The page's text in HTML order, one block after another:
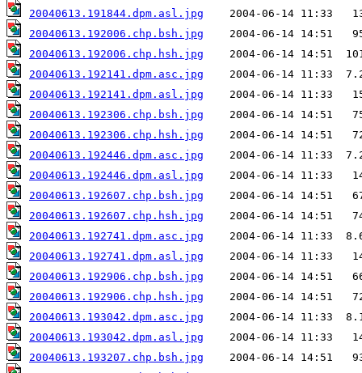
20040613.191844.dpm.asl.jpg
20040613.192006.chp.bsh.jpg
20040613.192006.chp.hsh.jpg
20040613.192141.dpm.asc.jpg
20040613.192141.dpm.asl.jpg
20040613.192306.chp.bsh.jpg
20040613.192306.chp.hsh.jpg
20040613.192446.dpm.asc.jpg
20040613.192446.dpm.asl.jpg
20040613.192607.chp.bsh.jpg
20040613.192607.chp.hsh.jpg
20040613.192741.dpm.asc.jpg
20040613.192741.dpm.asl.jpg
20040613.192906.chp.bsh.jpg
20040613.192906.chp.hsh.jpg
20040613.193042.dpm.asc.jpg
20040613.193042.dpm.asl.jpg
20040613.193207.chp.bsh.jpg